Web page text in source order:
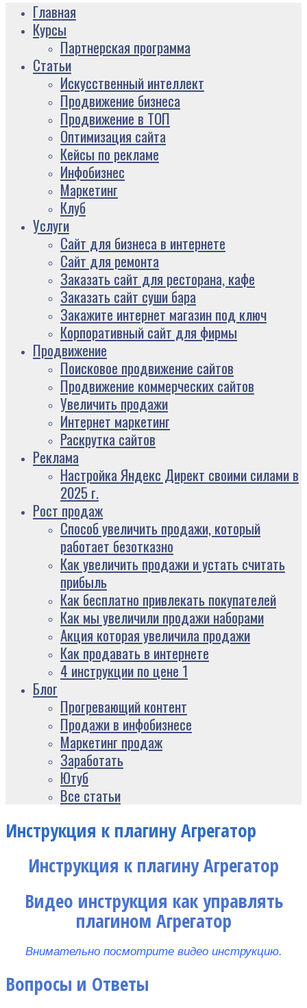
Главная
Курсы
Партнерская программа
Статьи
Искусственный интеллект
Продвижение бизнеса
Продвижение в ТОП
Оптимизация сайта
Кейсы по рекламе
Инфобизнес
Маркетинг
Клуб
Услуги
Сайт для бизнеса в интернете
Сайт для ремонта
Заказать сайт для ресторана, кафе
Заказать сайт суши бара
Закажите интернет магазин под ключ
Корпоративный сайт для фирмы
Продвижение
Поисковое продвижение сайтов
Продвижение коммерческих сайтов
Увеличить продажи
Интернет маркетинг
Раскрутка сайтов
Реклама
Настройка Яндекс Директ своими силами в
2025 г.
Рост продаж
Способ увеличить продажи, который
работает безотказно
Как увеличить продажи и устать считать
прибыль
Как бесплатно привлекать покупателей
Как мы увеличили продажи наборами
Акция которая увеличила продажи
Как продавать в интернете
4 инструкции по цене 1
Блог
Прогревающий контент
Продажи в инфобизнесе
Маркетинг продаж
Заработать
Ютуб
Все статьи
Инструкция к плагину Агрегатор
Инструкция к плагину Агрегатор
Видео инструкция как управлять
плагином Агрегатор
Внимательно посмотрите видео инструкцию.
Вопросы и Ответы